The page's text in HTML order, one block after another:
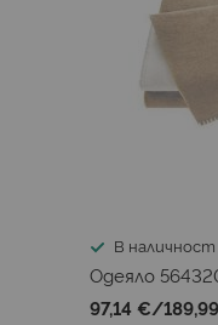
В наличност
Одеяло
97,14 €/